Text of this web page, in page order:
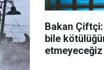
Bakan
bile
etmeyeceğiz